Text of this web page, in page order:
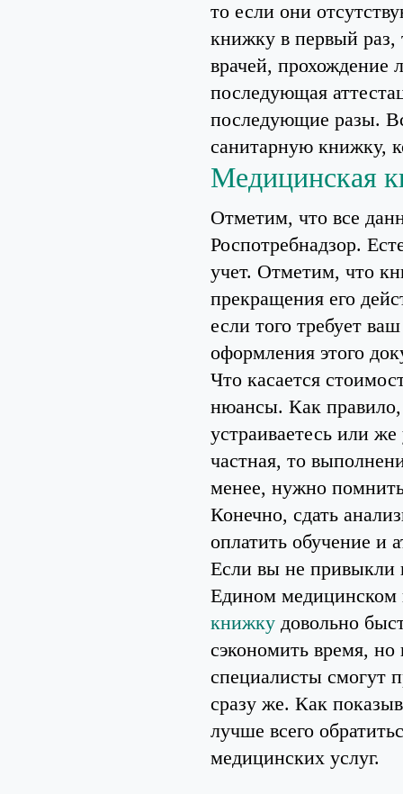
то если они
книжку в первый раз,
врачей, прохождение
последующая
последующие разы.
санитарную книжку,
Медицинская
Отметим, что все
Роспотребнадзор.
учет. Отметим, что
прекращения его
если того требует
оформления этого
Что касается
нюансы. Как правило,
устраиваетесь или
частная, то
менее, нужно
Конечно, сдать
оплатить обучение и
Если вы не привыкли
Едином медицинском
книжку довольно
сэкономить время,
специалисты смогут
сразу же. Как
лучше всего
медицинских услуг.